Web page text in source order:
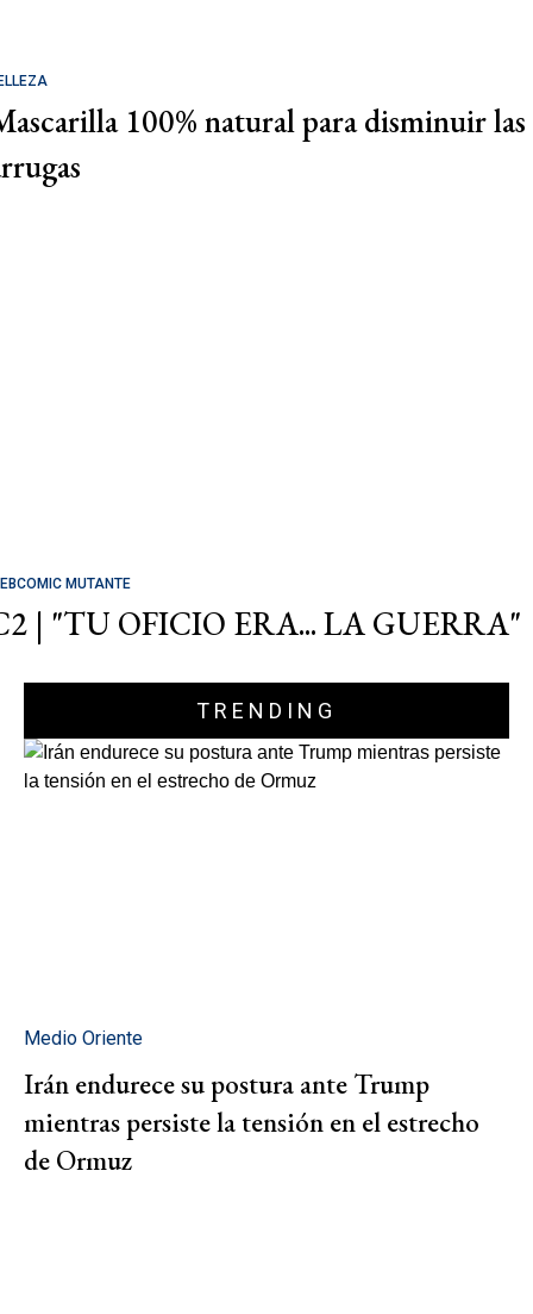
100% natural para disminuir las
MUTANTE
| "TU OFICIO ERA... LA GUERRA"
TRENDING
Medio Oriente
Irán endurece su postura ante Trump
mientras persiste la tensión en el estrecho
de Ormuz